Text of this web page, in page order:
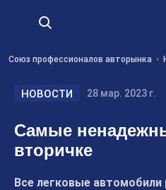
Союз профессионалов авторынка
НОВОСТИ 28 мар. 2023 г.
Самые
вторичке
Все легковые автомобили